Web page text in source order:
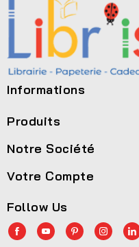
Informations
Produits
Notre Société
Votre Compte
Follow Us